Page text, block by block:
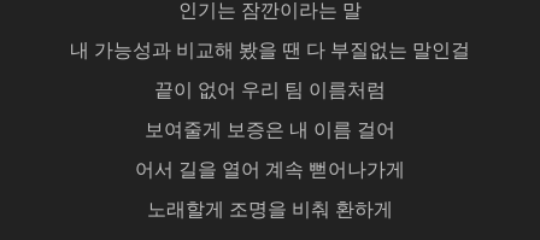
인기는 잠깐이라는 말
내 가능성과 비교해 봤을 땐 다 부질없는 말인걸
끝이 없어 우리 팀 이름처럼
보여줄게 보증은 내 이름 걸어
어서 길을 열어 계속 뻗어나가게
노래할게 조명을 비춰 환하게